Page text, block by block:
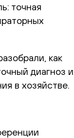
точная
как
диагноз и
в хозяйстве.